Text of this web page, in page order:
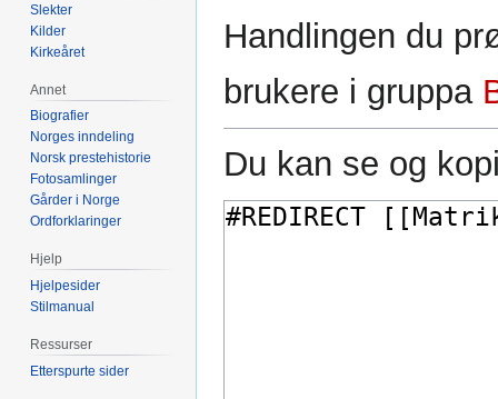
Handlingen du
brukere i gruppa
Du kan se og
Slekter
Kilder
Kirkeåret
Annet
Biografier
Norges inndeling
Norsk prestehistorie
Fotosamlinger
Gårder i Norge
Ordforklaringer
Hjelp
Hjelpesider
Stilmanual
Ressurser
Etterspurte sider